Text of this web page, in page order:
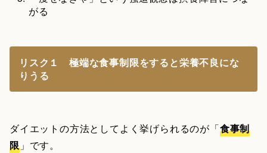
がる
リスク１ 極端な食事制限をすると栄養不良にな
りうる
ダイエットの方法としてよく挙げられるのが「食事制
限」です。